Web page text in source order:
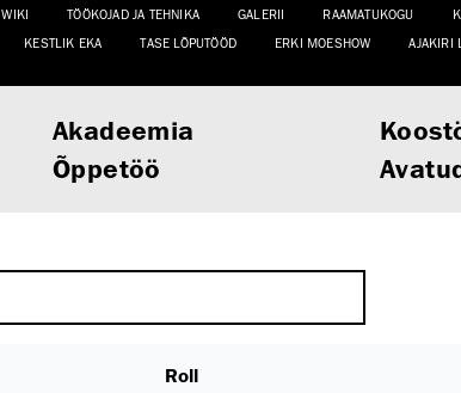
WIKI TÖÖKOJAD JA TEHNIKA GALERII RAAMATUKOGU
KESTLIK EKA TASE LÕPUTÖÖD ERKI MOESHOW
AJAKIRI
Akadeemia
Õppetöö
Roll